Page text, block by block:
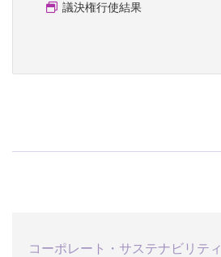
議決権行使結果
コーポレート・サステナビリティ